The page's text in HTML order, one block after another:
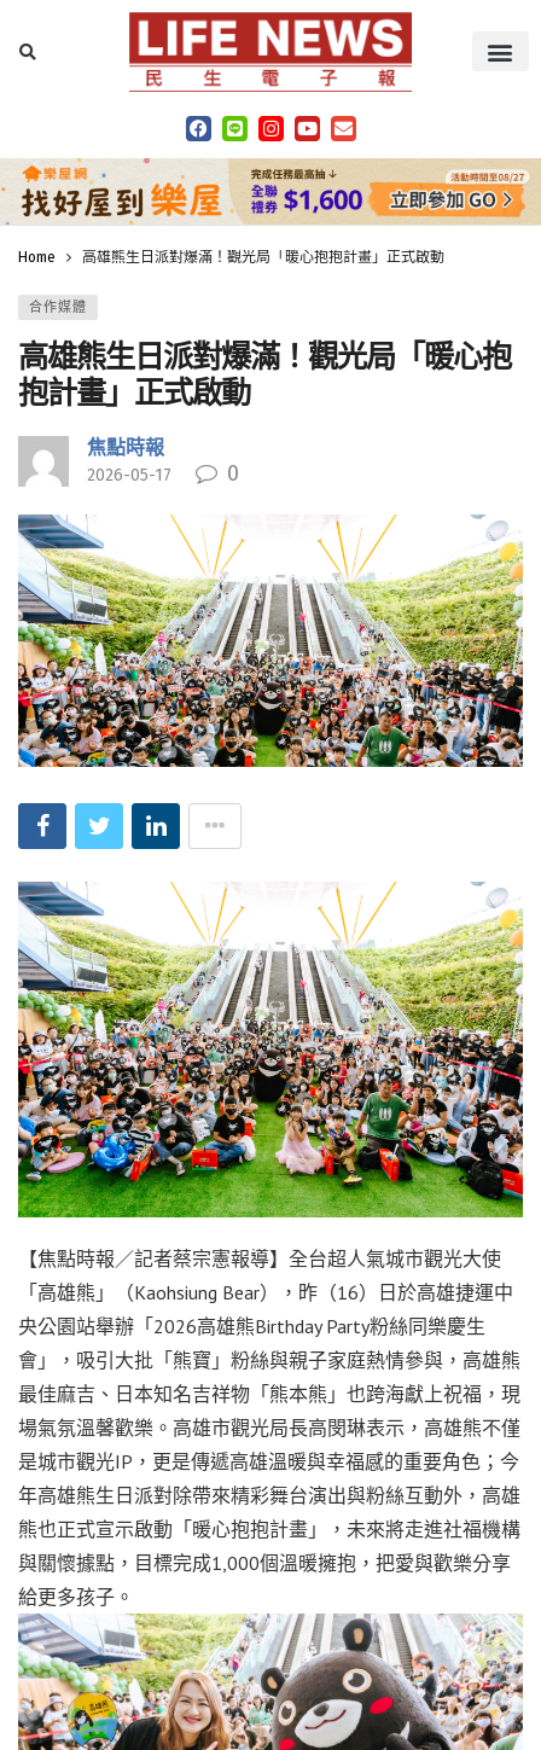
Home 高雄熊生日派對爆滿！觀光局「暖心抱抱計畫」正式啟動
合作媒體
高雄熊生日派對爆滿！觀光局「暖心抱
抱計畫」正式啟動
焦點時報
2026-05-17 0
【焦點時報／記者蔡宗憲報導】全台超人氣城市觀光大使
「高雄熊」（Kaohsiung Bear），昨（16）日於高雄捷運中
央公園站舉辦「2026高雄熊Birthday Party粉絲同樂慶生
會」，吸引大批「熊寶」粉絲與親子家庭熱情參與，高雄熊
最佳麻吉、日本知名吉祥物「熊本熊」也跨海獻上祝福，現
場氣氛溫馨歡樂。高雄市觀光局長高閔琳表示，高雄熊不僅
是城市觀光IP，更是傳遞高雄溫暖與幸福感的重要角色；今
年高雄熊生日派對除帶來精彩舞台演出與粉絲互動外，高雄
熊也正式宣示啟動「暖心抱抱計畫」，未來將走進社福機構
與關懷據點，目標完成1,000個溫暖擁抱，把愛與歡樂分享
給更多孩子。